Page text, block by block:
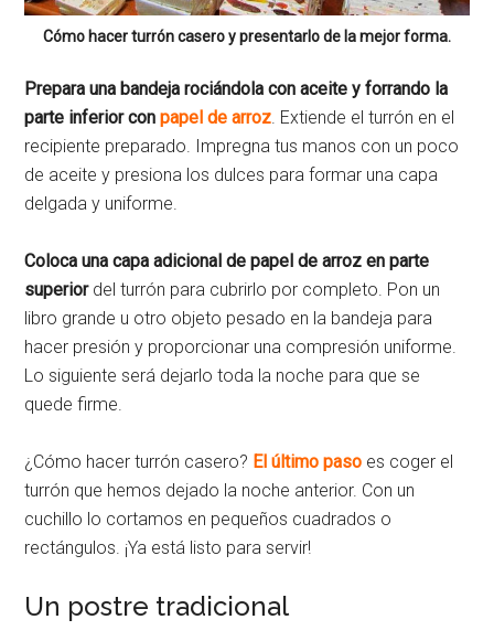
Cómo hacer turrón casero y presentarlo de la mejor forma.
Prepara una bandeja rociándola con aceite y forrando la
parte inferior conpapel de arroz. Extiende el turrón en el
recipiente preparado. Impregna tus manos con un poco
de aceite y presiona los dulces para formar una capa
delgada y uniforme.
Coloca una capa adicional de papel de arroz en parte
superiordel turrón para cubrirlo por completo. Pon un
libro grande u otro objeto pesado en la bandeja para
hacer presión y proporcionar una compresión uniforme.
Lo siguiente será dejarlo toda la noche para que se
quede firme.
¿Cómo hacer turrón casero? El último paso es coger el
turrón que hemos dejado la noche anterior. Con un
cuchillo lo cortamos en pequeños cuadrados o
rectángulos. ¡Ya está listo para servir!
Un postre tradicional